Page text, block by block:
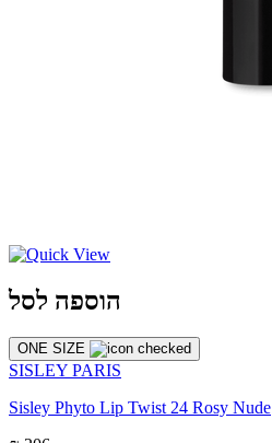
הוספה לסל
ONE SIZE
SISLEY PARIS
Sisley Phyto Lip Twist 24 Rosy Nude